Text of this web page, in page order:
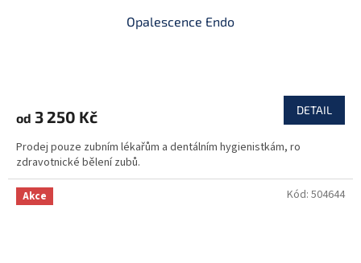
Opalescence Endo
od 3 250 Kč DETAIL
Prodej pouze zubním lékařům a dentálním hygienistkám, ro
zdravotnické bělení zubů.
Akce Kód: 504644